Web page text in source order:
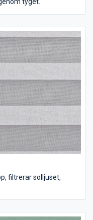
filtrerar solljuset,